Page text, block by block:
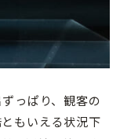
っぱり、観客の
もいえる状況下